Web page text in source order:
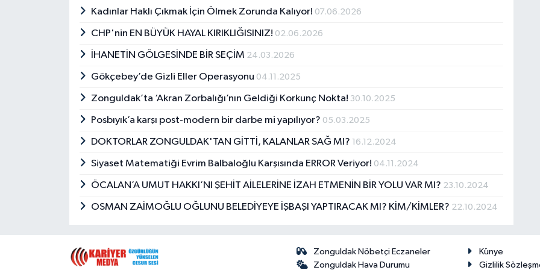
Kadınlar Haklı Çıkmak İçin Ölmek Zorunda Kalıyor! 07.06.2026
CHP'nin EN BÜYÜK HAYAL KIRIKLIĞISINIZ! 02.06.2026
İHANETİN GÖLGESİNDE BİR SEÇİM 24.03.2026
Gökçebey’de Gizli Eller Operasyonu 04.11.2025
Zonguldak’ta ‘Akran Zorbalığı’nın Geldiği Korkunç Nokta! 30.10.2025
Posbıyık’a karşı post-modern bir darbe mi yapılıyor? 05.03.2025
DOKTORLAR ZONGULDAK'TAN GİTTİ, KALANLAR SAĞ MI? 16.12.2024
Siyaset Matematiği Evrim Balbaloğlu Karşısında ERROR Veriyor! 04.11.2024
ÖCALAN’A UMUT HAKKI’NI ŞEHİT AİLELERİNE İZAH ETMENİN BİR YOLU VAR MI? 23.10.2024
OSMAN ZAİMOĞLU OĞLUNU BELEDİYEYE İŞBAŞI YAPTIRACAK MI? KİM/KİMLER? 22.10.2024
Zonguldak Nöbetçi Eczaneler
Zonguldak Hava Durumu
Künye
Gizlilik